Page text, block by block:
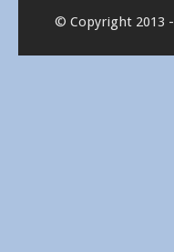
© Copyright 2013 -